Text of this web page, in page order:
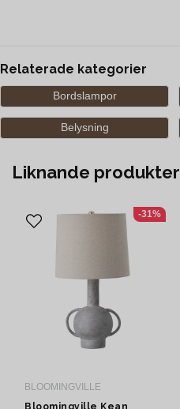
Relaterade kategorier
Bordslampor
Belysning
Liknande produkter
BLOOMINGVILLE
Bloomingville Kean
-31%